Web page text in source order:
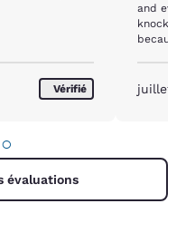
Vérifié
and
knock
because
juillet
○
évaluations